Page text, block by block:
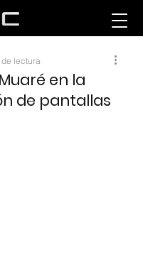
en la
de pantallas
lectura
de 5 estrellas.